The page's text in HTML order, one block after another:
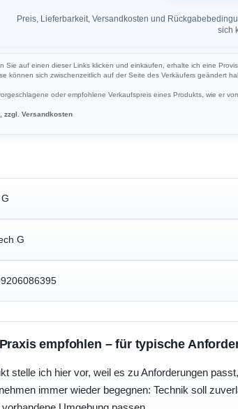
Preis, Lieferbarkeit, Versandkosten und
sich
Sie auf einen dieser Links klicken und einkaufen, erhalte ich eine
können sich zwischenzeitlich auf der Seite des Verkäufers geändert
oder empfohlene Verkaufspreis eines Produkts, wie er
zzgl. Versandkosten
G
empfohlen – für typische
stelle ich hier vor, weil es zu Anforderungen
immer wieder begegnen: Technik soll